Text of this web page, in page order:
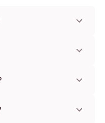
incluidas opciones sin
un número de